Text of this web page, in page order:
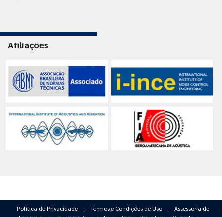
Afiliações
Política de Privacidade . Termos e Condições de Uso .
Assessoria de